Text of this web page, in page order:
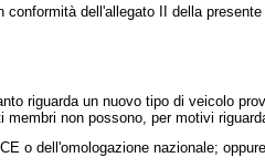
conformità dell'allegato II della
riguarda un nuovo tipo di veicolo
non possono, per motivi
o dell'omologazione nazionale; oppure